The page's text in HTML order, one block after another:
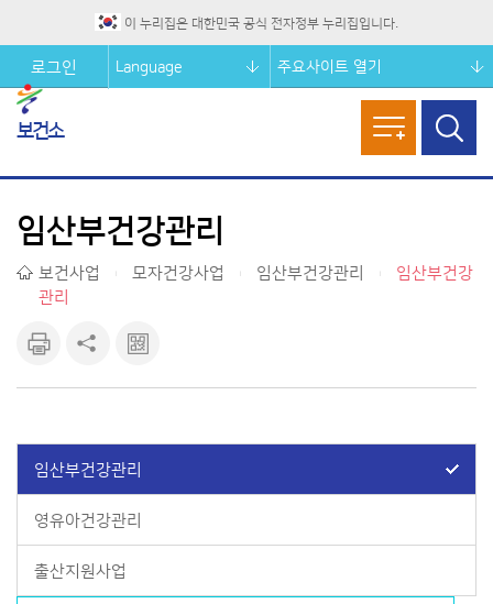
이 누리집은 대한민국 공식 전자정부 누리집입니다.
주요사이트 열기
보건소
로그인 Language
열기
임산부건강관리
보건사업 모자건강사업 임산부건강관리
임산부건강
관리
기
기
크 보기
임산부건강관리
영유아건강관리
출산지원사업